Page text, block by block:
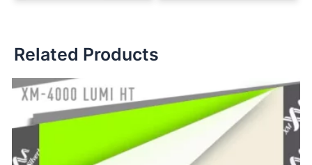
Related Products